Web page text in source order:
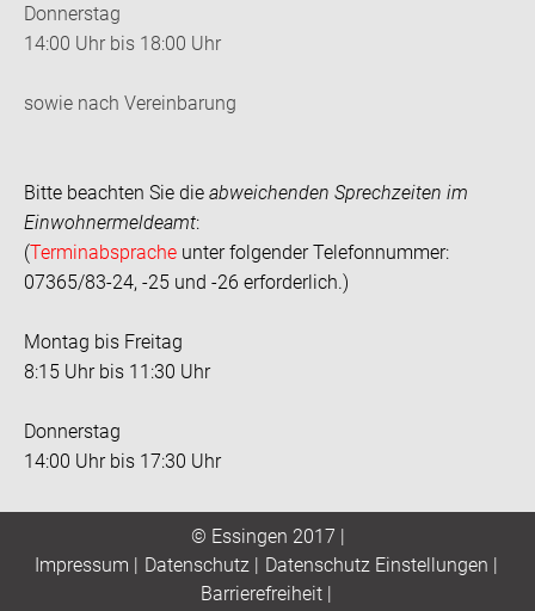
Donnerstag
14:00 Uhr bis 18:00 Uhr
sowie nach Vereinbarung
Bitte beachten Sie die abweichenden Sprechzeiten im
Einwohnermeldeamt:
(Terminabsprache unter folgender Telefonnummer:
07365/83-24, -25 und -26 erforderlich.)
Montag bis Freitag
8:15 Uhr bis 11:30 Uhr
Donnerstag
14:00 Uhr bis 17:30 Uhr
© Essingen 2017 |
Impressum | Datenschutz| Datenschutz Einstellungen |
Barrierefreiheit|